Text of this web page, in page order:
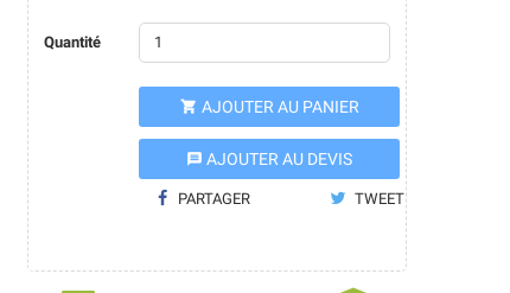
Quantité
 AJOUTER AU PANIER
message AJOUTER AU DEVIS
PARTAGER TWEET